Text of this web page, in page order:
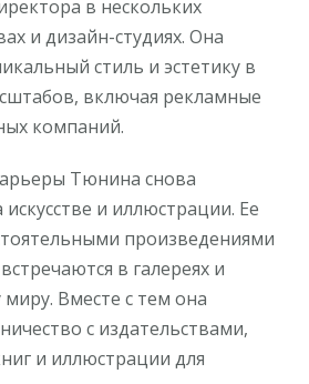
в нескольких
и дизайн-студиях. Она
стиль и эстетику в
включая рекламные
компаний.
Тюнина снова
и иллюстрации. Ее
произведениями
в галереях и
Вместе с тем она
с издательствами,
и иллюстрации для